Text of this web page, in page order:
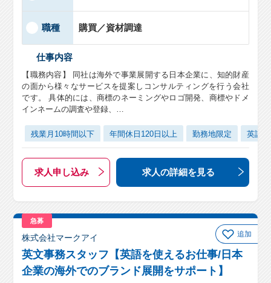
職種 購買／資材調達
仕事内容
【職務内容】 同社は海外で事業展開する日本企業に、知的財産
の面から様々なサービスを提案しコンサルティングを行う会社
です。 具体的には、商標のネーミングやロゴ開発、商標やドメ
インネームの調査や登録、…
残業月10時間以下 年間休日120日以上 勤務地限定 英語
求人申し込み 求人の詳細を見る
急募
追加
株式会社マークアイ
英文事務スタッフ【英語を使えるお仕事/日本
企業の海外でのブランド展開をサポート】